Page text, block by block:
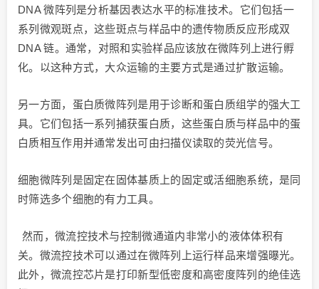
DNA 微阵列是分析基因表达水平的标准技术。它们包括一
系列微观斑点，这些斑点与样品中的遗传物质反应形成双
DNA 链。通常，对照和实验样品应该放在微阵列上进行孵
化。以这种方式，大众运输的主要方式是通过扩散运输。
另一方面，蛋白质微阵列是用于诊断和蛋白质组学的强大工
具。它们包括一系列捕获蛋白质，这些蛋白质与样品中的蛋
白质相互作用并通常发出可由扫描仪读取的荧光信号。
细胞微阵列是固定在固体基质上的固定或活细胞系统，是同
时筛选多个细胞的有力工具。
然而，微流控技术与控制微通道内非常小的液体体积有
关。微流控技术可以通过在微阵列上运行样品来增强曝光。
此外，微流控芯片是打印新型低密度和高密度阵列的绝佳选